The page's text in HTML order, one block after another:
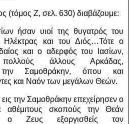
(τόμος Ζ, σελ. 630) διαβάζουμε:
ήσαν υιοί της θυγατρός του
Ηλέκτρας και του Διός…Τότε ο
και ο αδερφός του Ιασίων,
άλλους Αρκάδας,
την Σαμοθράκην, όπου και
και Ναόν των μεγάλων Θεών.
την Σαμοθράκην επεχείρησεν ο
αθέμιτους σκοπούς την Θεάν
Ζευς εξοργισθείς τον